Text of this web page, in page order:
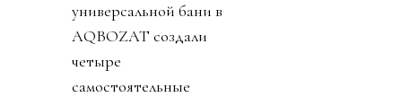
универсальной бани в
AQBOZAT создали
четыре
самостоятельные